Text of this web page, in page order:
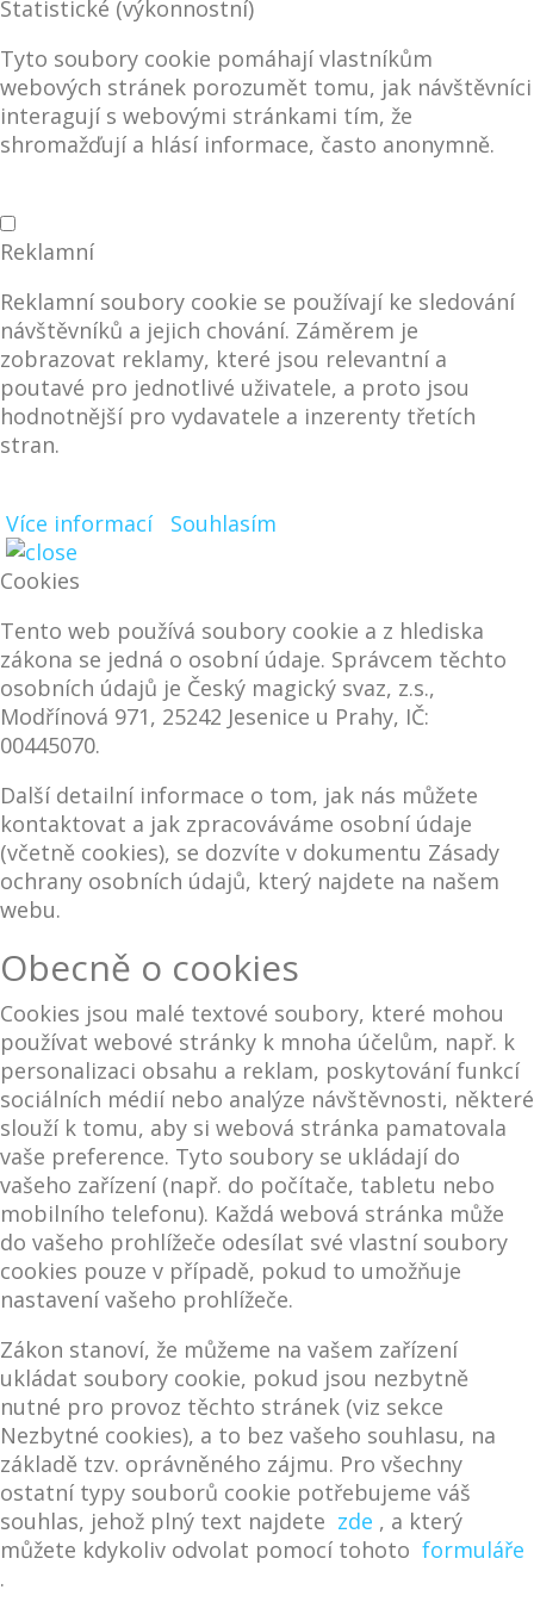
Statistické (výkonnostní)
Tyto soubory cookie pomáhají vlastníkům
webových stránek porozumět tomu, jak návštěvníci
interagují s webovými stránkami tím, že
shromažďují a hlásí informace, často anonymně.
Reklamní
Reklamní soubory cookie se používají ke sledování
návštěvníků a jejich chování. Záměrem je
zobrazovat reklamy, které jsou relevantní a
poutavé pro jednotlivé uživatele, a proto jsou
hodnotnější pro vydavatele a inzerenty třetích
stran.
Více informací
Souhlasím
Cookies
Tento web používá soubory cookie a z hlediska
zákona se jedná o osobní údaje. Správcem těchto
osobních údajů je Český magický svaz, z.s.,
Modřínová 971, 25242 Jesenice u Prahy, IČ:
00445070.
Další detailní informace o tom, jak nás můžete
kontaktovat a jak zpracováváme osobní údaje
(včetně cookies), se dozvíte v dokumentu Zásady
ochrany osobních údajů, který najdete na našem
webu.
Obecně o cookies
Cookies jsou malé textové soubory, které mohou
používat webové stránky k mnoha účelům, např. k
personalizaci obsahu a reklam, poskytování funkcí
sociálních médií nebo analýze návštěvnosti, některé
slouží k tomu, aby si webová stránka pamatovala
vaše preference. Tyto soubory se ukládají do
vašeho zařízení (např. do počítače, tabletu nebo
mobilního telefonu). Každá webová stránka může
do vašeho prohlížeče odesílat své vlastní soubory
cookies pouze v případě, pokud to umožňuje
nastavení vašeho prohlížeče.
Zákon stanoví, že můžeme na vašem zařízení
ukládat soubory cookie, pokud jsou nezbytně
nutné pro provoz těchto stránek (viz sekce
Nezbytné cookies), a to bez vašeho souhlasu, na
základě tzv. oprávněného zájmu. Pro všechny
ostatní typy souborů cookie potřebujeme váš
souhlas, jehož plný text najdete zde , a který
můžete kdykoliv odvolat pomocí tohoto formuláře
.